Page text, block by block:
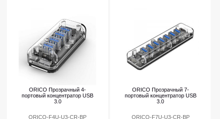
ORICO Прозрачный 4-
портовый концентратор USB
3.0
ORICO-F4U-U3-CR-BP
ORICO Прозрачный 7-
портовый концентратор USB
3.0
ORICO-F7U-U3-CR-BP